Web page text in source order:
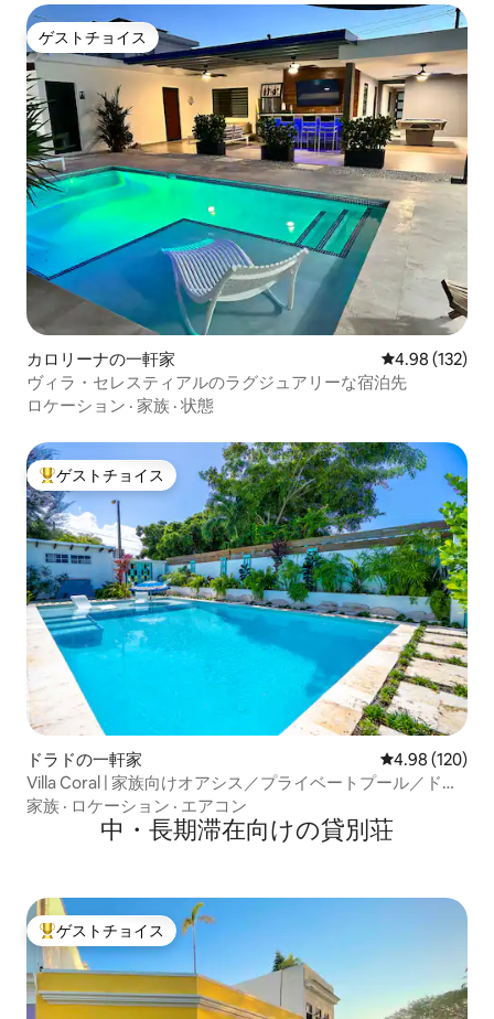
ゲストチョイス
ゲストチョイス
カロリーナの一軒家 レビュー132
4.98 (132)
ヴィラ・セレスティアルのラグジュアリーな宿泊先
ロケーション · 家族 · 状態
大好評のゲストチョイスです。
ゲストチョイス
ドラドの一軒家 レビュー120
4.98 (120)
Villa Coral | 家族向けオアシス／プライベートプール／ドラ
ドのジャグジー！
家族 · ロケーション · エアコン
中・長期滞在向けの貸別荘
大好評のゲストチョイスです。
ゲストチョイス